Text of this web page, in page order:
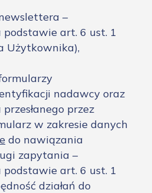
–
art. 6 ust. 1
Użytkownika),
nadawcy oraz
przez
w zakresie danych
do nawiązania
zapytania –
art. 6 ust. 1
działań do